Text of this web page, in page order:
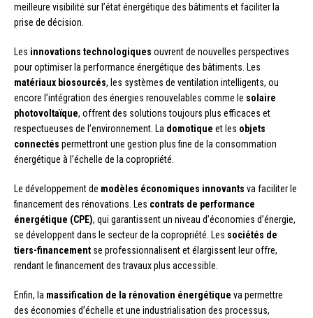
meilleure visibilité sur l’état énergétique des bâtiments et faciliter la
prise de décision.
Les innovations technologiques ouvrent de nouvelles perspectives
pour optimiser la performance énergétique des bâtiments. Les
matériaux biosourcés, les systèmes de ventilation intelligents, ou
encore l’intégration des énergies renouvelables comme le solaire
photovoltaïque, offrent des solutions toujours plus efficaces et
respectueuses de l’environnement. La domotique et les objets
connectés permettront une gestion plus fine de la consommation
énergétique à l’échelle de la copropriété.
Le développement de modèles économiques innovants va faciliter le
financement des rénovations. Les contrats de performance
énergétique (CPE), qui garantissent un niveau d’économies d’énergie,
se développent dans le secteur de la copropriété. Les sociétés de
tiers-financement se professionnalisent et élargissent leur offre,
rendant le financement des travaux plus accessible.
Enfin, la massification de la rénovation énergétique va permettre
des économies d’échelle et une industrialisation des processus,